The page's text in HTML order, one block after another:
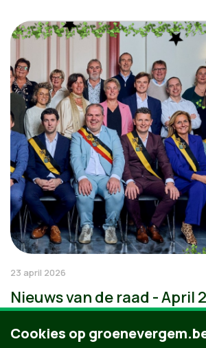
23 april 2026
Nieuws van de raad - April
Cookies op